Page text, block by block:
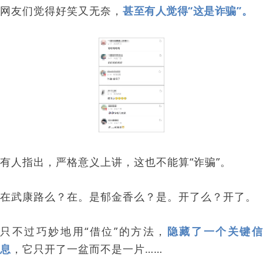
网友们觉得好笑又无奈 ， 甚至有人觉得“这是诈骗”。
有人指出，严格意义上讲，这也不能算“诈骗”。
在武康路么？在‍。是郁金香么？是。开了么？开了。
只不过巧妙地用“借位”的方法 ， 隐藏了一个关键信
息‍‍‍‍‍‍‍‍‍‍‍‍‍‍‍‍‍‍‍‍‍‍‍‍ ， 它只开了一盆而不是一片……